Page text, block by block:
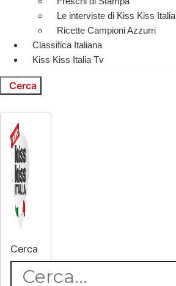
Le interviste di Kiss Kiss Italia
Ricette Campioni Azzurri
Classifica Italiana
Kiss Kiss Italia Tv
Cerca
Cerca